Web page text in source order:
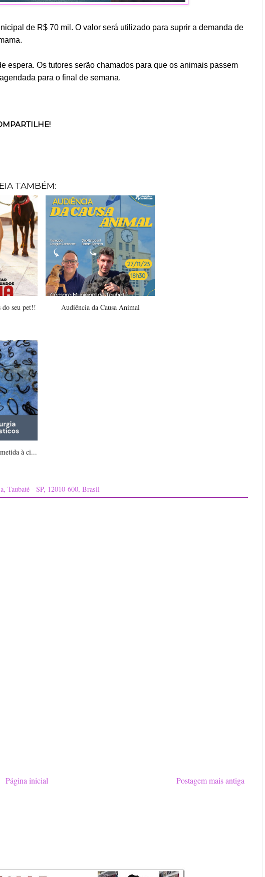
de R$ 70 mil. O valor será utilizado para suprir a demanda de
espera. Os tutores serão chamados para que os animais passem
para o final de semana.
TAMBÉM:
do seu pet!! Audiência da Causa Animal
à ci...
Taubaté - SP, 12010-600, Brasil
Postagem mais antiga
Página inicial